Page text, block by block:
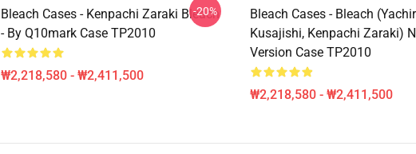
Bleach Cases - Kenpachi Zaraki Bleach
- By Q10mark Case TP2010
₩2,218,580 - ₩2,411,500
-20%
Bleach Cases - Bleach
Kusajishi, Kenpachi Zaraki)
Version Case TP2010
₩2,218,580 - ₩2,411,500